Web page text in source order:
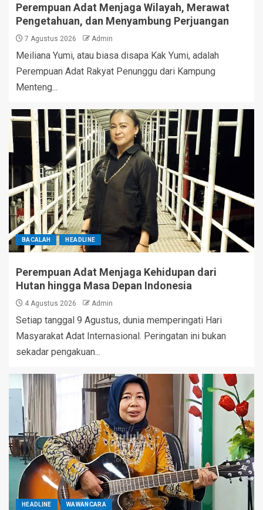
Perempuan Adat Menjaga Wilayah, Merawat
Pengetahuan, dan Menyambung Perjuangan
7 Agustus 2026 Admin
Meiliana Yumi, atau biasa disapa Kak Yumi, adalah
Perempuan Adat Rakyat Penunggu dari Kampung
Menteng...
BACALAH HEADLINE
Perempuan Adat Menjaga Kehidupan dari
Hutan hingga Masa Depan Indonesia
4 Agustus 2026 Admin
Setiap tanggal 9 Agustus, dunia memperingati Hari
Masyarakat Adat Internasional. Peringatan ini bukan
sekadar pengakuan...
HEADLINE WAWANCARA